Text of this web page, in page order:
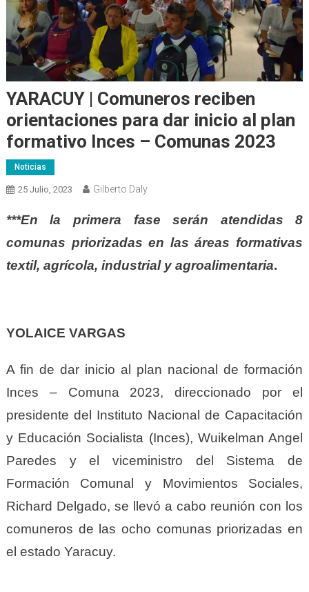
YARACUY | Comuneros reciben
orientaciones para dar inicio al plan
formativo Inces – Comunas 2023
Noticias
25 Julio, 2023 Gilberto Daly
***En la primera fase serán atendidas 8
comunas priorizadas en las áreas formativas
textil, agrícola, industrial y agroalimentaria.
YOLAICE VARGAS
A fin de dar inicio al plan nacional de formación
Inces – Comuna 2023, direccionado por el
presidente del Instituto Nacional de Capacitación
y Educación Socialista (Inces), Wuikelman Angel
Paredes y el viceministro del Sistema de
Formación Comunal y Movimientos Sociales,
Richard Delgado, se llevó a cabo reunión con los
comuneros de las ocho comunas priorizadas en
el estado Yaracuy.